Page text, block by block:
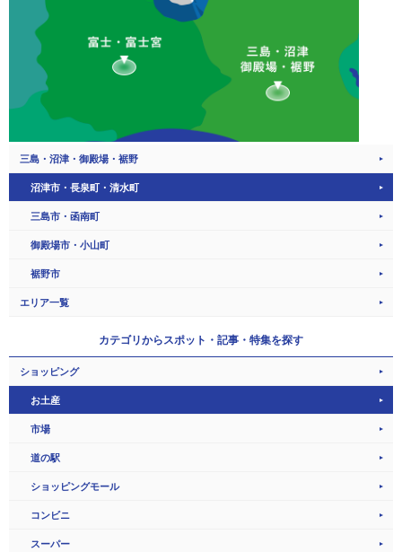
三島・沼津・御殿場・裾野
沼津市・長泉町・清水町
三島市・函南町
御殿場市・小山町
裾野市
エリア一覧
カテゴリからスポット・記事・特集を探す
ショッピング
お土産
市場
道の駅
ショッピングモール
コンビニ
スーパー